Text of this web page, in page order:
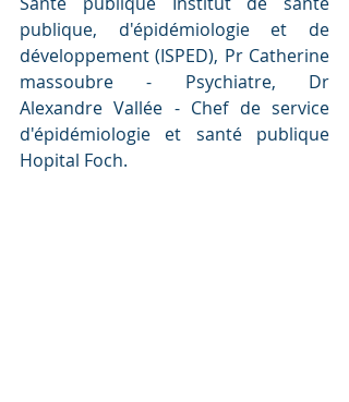
publique, d'épidémiologie et de
développement (ISPED), Pr Catherine
massoubre - Psychiatre, Dr
Alexandre Vallée - Chef de service
d'épidémiologie et santé publique
Hopital Foch.